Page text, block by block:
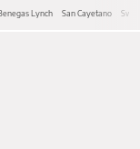
Lynch San Cayetano